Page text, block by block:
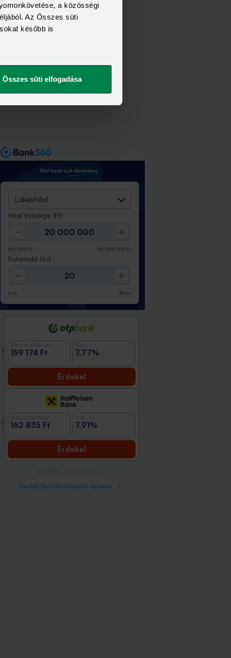
a közösségi
Az Összes süti
később is
Összes süti elfogadása
Lakáshitel
Hitel összege (Ft)
500 000 Ft 100 000 000 Ft
Futamidő (év)
2 év 30 év
159 174 Ft 7,77%
Érdekel
162 835 Ft 7,91%
Érdekel
További Bank360 lakáshitel ajánlatok